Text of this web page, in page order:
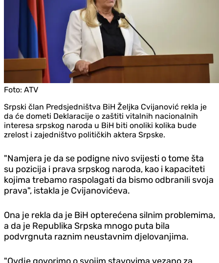
Foto: ATV
Srpski član Predsjedništva BiH Željka Cvijanović rekla je
da će dometi Deklaracije o zaštiti vitalnih nacionalnih
interesa srpskog naroda u BiH biti onoliki kolika bude
zrelost i zajedništvo političkih aktera Srpske.
"Namjera je da se podigne nivo svijesti o tome šta
su pozicija i prava srpskog naroda, kao i kapaciteti
kojima trebamo raspolagati da bismo odbranili svoja
prava", istakla je Cvijanovićeva.
Ona je rekla da je BiH opterećena silnim problemima,
a da je Republika Srpska mnogo puta bila
podvrgnuta raznim neustavnim d‌jelovanjima.